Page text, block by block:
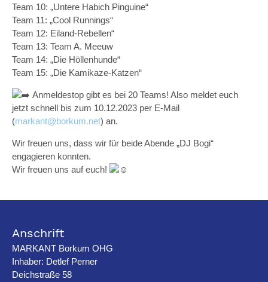
Team 10: „Untere Habich Pinguine“
Team 11: „Cool Runnings“
Team 12: Eiland-Rebellen“
Team 13: Team A. Meeuw
Team 14: „Die Höllenhunde“
Team 15: „Die Kamikaze-Katzen“
Anmeldestop gibt es bei 20 Teams! Also meldet euch
jetzt schnell bis zum 10.12.2023 per E-Mail
(markant@borkum.net) an.
Wir freuen uns, dass wir für beide Abende „DJ Bogi“
engagieren konnten.
Wir freuen uns auf euch!
Anschrift
MARKANT Borkum OHG
Inhaber: Detlef Perner
Deichstraße 58